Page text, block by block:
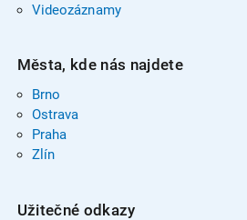
Videozáznamy
Města, kde nás najdete
Brno
Ostrava
Praha
Zlín
Užitečné odkazy